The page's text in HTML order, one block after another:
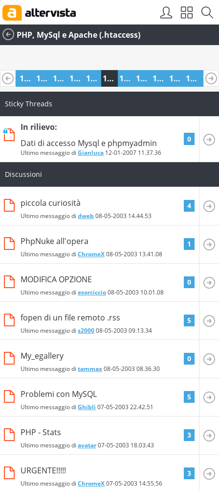
PHP, MySql e Apache (.htaccess)
1098 1099 1100 1101 1102 1103 1104 1105 1106 1107 1108 1109
1110
Sticky Threads
In rilievo:
Dati di accesso Mysql e phpmyadmin
Ultimo messaggio di Gianluca 12-01-2007 11.37.36
0
Discussioni
piccola curiosità
Ultimo messaggio di dweb 08-05-2003 14.44.53
4
PhpNuke all'opera
Ultimo messaggio di ChromeX08-05-2003 13.41.08
1
MODIFICA OPZIONE
Ultimo messaggio di esorciccio08-05-2003 10.01.08
0
fopen di un file remoto .rss
Ultimo messaggio di s200008-05-2003 09.13.34
5
My_egallery
Ultimo messaggio di tammax08-05-2003 08.36.30
0
Problemi con MySQL
Ultimo messaggio di Ghibli 07-05-2003 22.42.51
5
PHP - Stats
Ultimo messaggio di avatar07-05-2003 18.03.43
3
URGENTE!!!!!
Ultimo messaggio di ChromeX07-05-2003 14.55.56
3